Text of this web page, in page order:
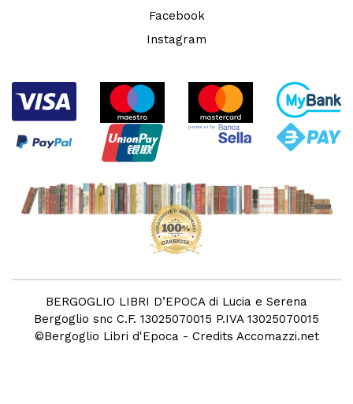
Facebook
Instagram
BERGOGLIO LIBRI D’EPOCA di Lucia e Serena
Bergoglio snc C.F. 13025070015 P.IVA 13025070015
©Bergoglio Libri d'Epoca - Credits Accomazzi.net